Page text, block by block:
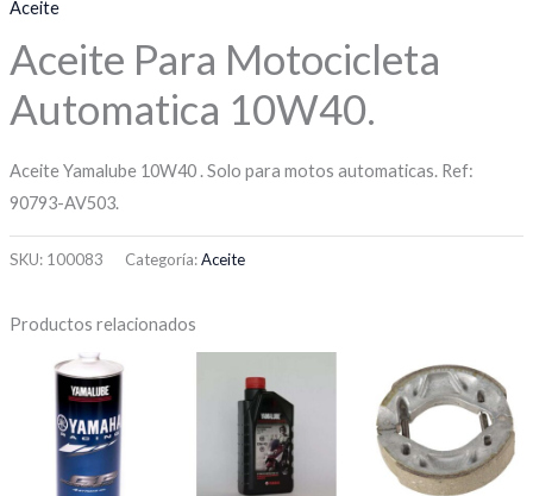
Aceite
Aceite Para Motocicleta
Automatica 10W40.
Aceite Yamalube 10W40 . Solo para motos automaticas. Ref:
90793-AV503.
SKU: 100083 Categoría:Aceite
Productos relacionados